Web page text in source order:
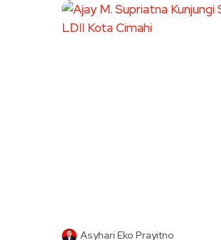
Asyhari Eko Prayitno